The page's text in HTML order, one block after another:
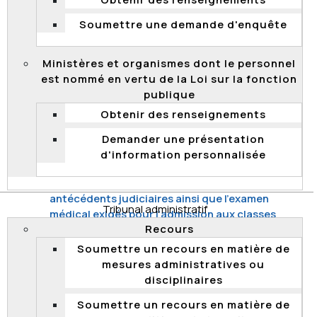
Soumettre une demande d'enquête
Ministères et organismes dont le personnel
est nommé en vertu de la Loi sur la fonction
publique
Obtenir des renseignements
Demander une présentation
d'information personnalisée
Tribunal administratif
Recours
Soumettre un recours en matière de
mesures administratives ou
disciplinaires
Soumettre un recours en matière de
2010)
de cadres (suivi, mars 2010)
Gestion des stages probatoires du personnel
professionnel (avril 2009)
Correction par lecteur optique (suivi, mars
2009)
Emplois de secrétaire de juge (mars 2008)
antécédents judiciaires ainsi que l'examen
médical exigés pour l'admission aux classes
d'emplois des agents de la paix (janvier 2008)
Accès aux emplois dans la fonction publique
(mai 2007)
Désignations à titre provisoire dans des
emplois de cadres (mai 2007)